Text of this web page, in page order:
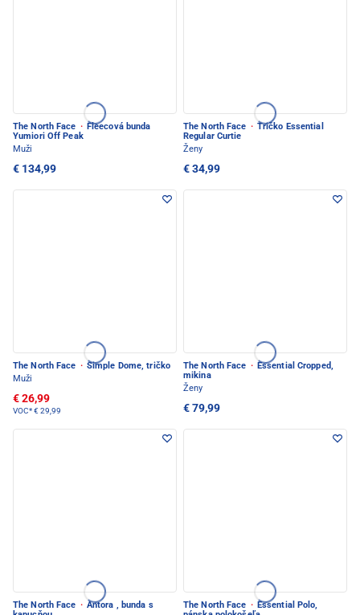
The North Face · Fleecová bunda
Yumiori Off Peak
Muži
€ 134,99
The North Face · Tričko Essential
Regular Curtie
Ženy
€ 34,99
The North Face · Simple Dome, tričko
Muži
€ 26,99
VOC*€ 29,99
The North Face · Essential Cropped,
mikina
Ženy
€ 79,99
The North Face · Antora , bunda s
The North Face · Essential Polo,